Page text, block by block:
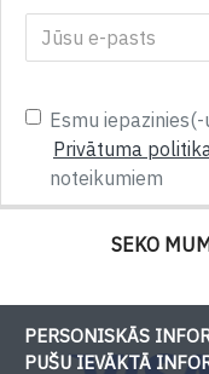
Esmu
Privātuma
noteikumiem
SEKO
PERSONISKĀS
PUŠU IEVĀKTĀ